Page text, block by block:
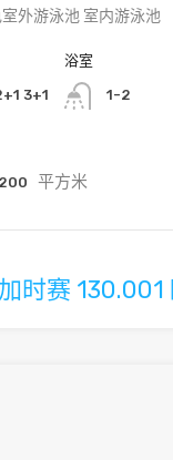
外游泳池 室内游泳池
3+1
浴室
1-2
平方米
时赛 130.001